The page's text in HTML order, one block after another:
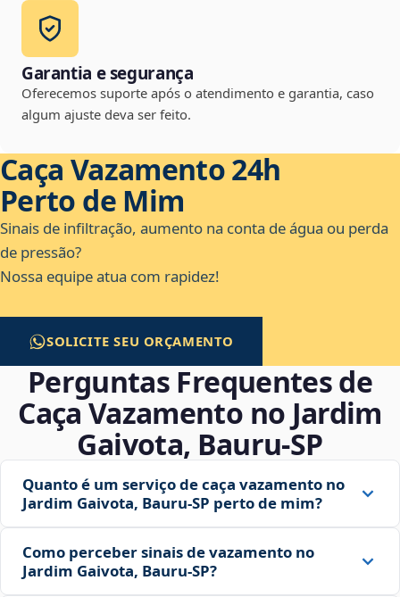
Garantia e segurança
Oferecemos suporte após o atendimento e garantia, caso
algum ajuste deva ser feito.
Caça Vazamento 24h
Perto de Mim
Sinais de infiltração, aumento na conta de água ou perda
de pressão?
Nossa equipe atua com rapidez!
SOLICITE SEU ORÇAMENTO
Perguntas Frequentes de
Caça Vazamento no Jardim
Gaivota, Bauru‑SP
Quanto é um serviço de caça vazamento no
Jardim Gaivota, Bauru‑SP perto de mim?
Como perceber sinais de vazamento no
Jardim Gaivota, Bauru‑SP?